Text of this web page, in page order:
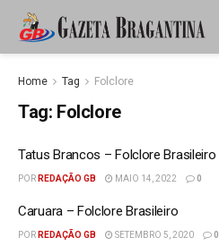
Home Tag Folclore
Tag: Folclore
Tatus Brancos – Folclore Brasileiro
POR REDAÇÃO GB MAIO 14, 2022 0
Caruara – Folclore Brasileiro
POR REDAÇÃO GB SETEMBRO 5, 2020 0